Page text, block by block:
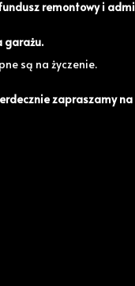
remontowy i
garażu.
są na życzenie.
zapraszamy